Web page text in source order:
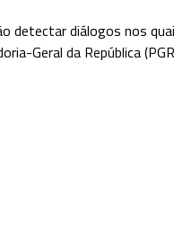
diálogos nos
Geral da República